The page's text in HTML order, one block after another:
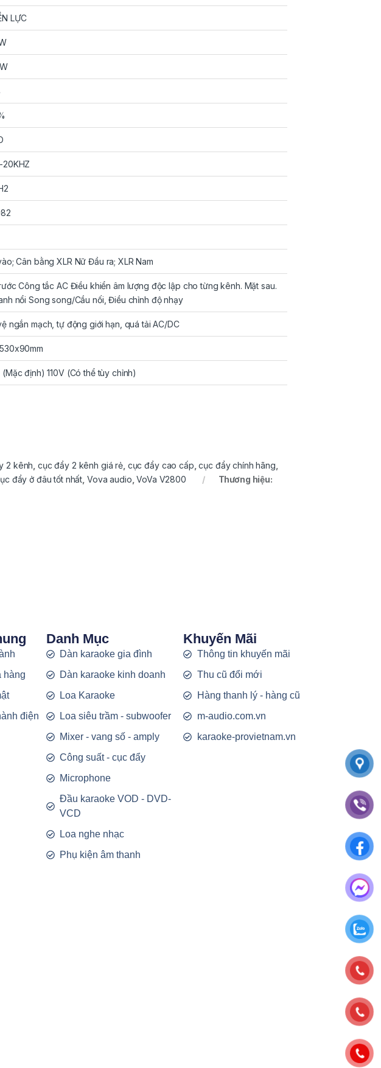
LỰC
20KHZ
Cân bằng XLR Nữ Đầu ra; XLR Nam
Công tắc AC Điều khiển âm lượng độc lập cho từng kênh. Mặt sau.
nổi Song song/Cầu nối, Điều chỉnh độ nhạy
ngắn mạch, tự động giới hạn, quá tải AC/DC
định) 110V (Có thể tùy chỉnh)
2 kênh cục đẩy 2 kênh giá rẻ cục đẩy cao cấp ,cục đẩy chính hãng
đẩy ở đâu tốt nhất Vova audio ,VoVa V2800
Thương hiệu:
hàng
điện
Danh Mục
Dàn karaoke gia đình
Dàn karaoke kinh doanh
Loa Karaoke
Loa siêu trầm - subwoofer
Mixer - vang số - amply
Công suất - cục đẩy
Microphone
Đầu karaoke VOD - DVD-
VCD
Loa nghe nhạc
Phụ kiện âm thanh
Khuyến Mãi
Thông tin khuyến mãi
Thu cũ đổi mới
Hàng thanh lý - hàng cũ
m-audio.com.vn
karaoke-provietnam.vn